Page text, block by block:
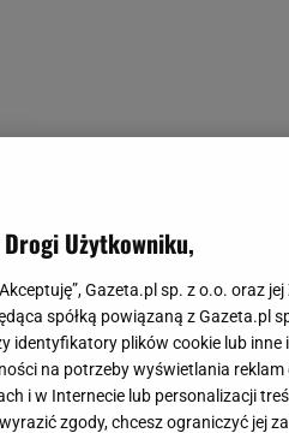
kawy wybrać?
Użytkowniku,
Gazeta.pl sp. z o.o. oraz
spółką powiązaną z Gazeta.pl
identyfikatory plików cookie lub
na potrzeby wyświetlania
i w Internecie lub personalizacji
zgody, chcesz ograniczyć jej